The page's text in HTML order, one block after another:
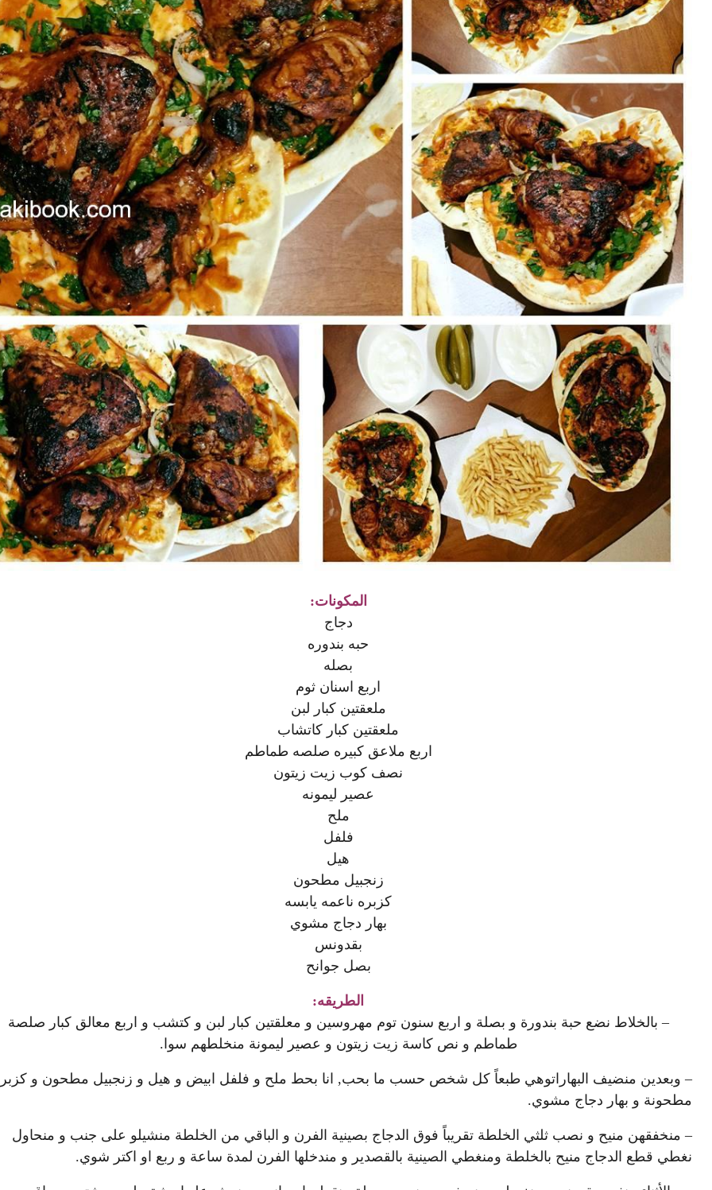
المكونات:
دجاج
حبه بندوره
بصله
اربع اسنان ثوم
ملعقتين كبار لبن
ملعقتين كبار كاتشاب
اربع ملاعق كبيره صلصه طماطم
نصف كوب زيت زيتون
عصير ليمونه
ملح
فلفل
هيل
زنجبيل مطحون
كزبره ناعمه يابسه
بهار دجاج مشوي
بقدونس
بصل جوانح
الطريقه:
– بالخلاط نضع حبة بندورة و بصلة و اربع سنون توم مهروسين و معلقتين كبار لبن و كتشب و اربع معالق كبار صلصة
طماطم و نص كاسة زيت زيتون و عصير ليمونة منخلطهم سوا.
– وبعدين منضيف البهاراتوهي طبعاً كل شخص حسب ما بحب, انا بحط ملح و فلفل ابيض و هيل و زنجبيل مطحون و
مطحونة و بهار دجاج مشوي.
– منخفقهن منيح و نصب ثلثي الخلطة تقريباً فوق الدجاج بصينية الفرن و الباقي من الخلطة منشيلو على جنب و منحاول
نغطي قطع الدجاج منيح بالخلطة ومنغطي الصينية بالقصدير و مندخلها الفرن لمدة ساعة و ربع او اكتر شوي.